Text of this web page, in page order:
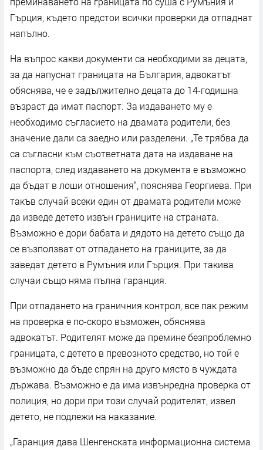
Гърция, където предстои всички проверки да отпаднат
напълно.
На въпрос какви документи са необходими за децата,
за да напуснат границата на България, адвокатът
обяснява, че е задължително децата до 14-годишна
възраст да имат паспорт. За издаването му е
необходимо съгласието на двамата родители, без
значение дали са заедно или разделени. „Те трябва да
са съгласни към съответната дата на издаване на
паспорта, след издаването на документа е възможно
да бъдат в лоши отношения“, пояснява Георгиева. При
такъв случай всеки един от двамата родители може
да изведе детето извън границите на страната.
Възможно е дори бабата и дядото на детето също да
се възползват от отпадането на границите, за да
заведат детето в Румъния или Гърция. При такива
случаи също няма пълна гаранция.
При отпадането на граничния контрол, все пак режим
на проверка е по-скоро възможен, обяснява
адвокатът. Родителят може да премине безпроблемно
границата, с детето в превозното средство, но той е
възможно да бъде спрян на друго място в чуждата
държава. Възможно е да има извънредна проверка от
полиция, но дори при този случай родителят, извел
детето, не подлежи на наказание.
„Гаранция дава Шенгенската информационна система